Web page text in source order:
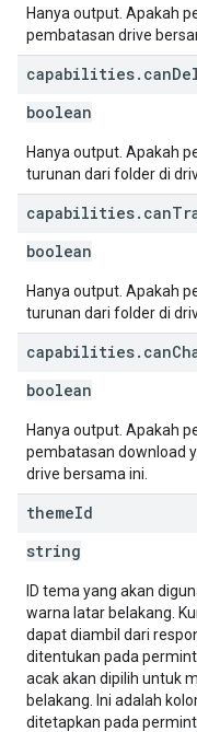
Hanya output. Apakah
pembatasan drive
capabilities. can
boolean
Hanya output. Apakah
turunan dari folder di
capabilities. can
boolean
Hanya output. Apakah
turunan dari folder di
capabilities. can
boolean
Hanya output. Apakah
pembatasan download
drive bersama ini.
themeId
string
ID tema yang akan
warna latar belakang.
dapat diambil dari
ditentukan pada
acak akan dipilih untuk
belakang. Ini adalah
ditetapkan pada